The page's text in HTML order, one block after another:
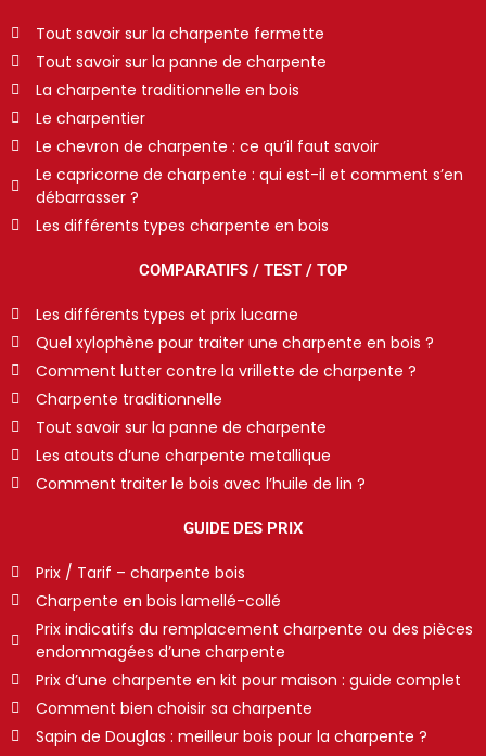
Tout savoir sur la charpente fermette
Tout savoir sur la panne de charpente
La charpente traditionnelle en bois
Le charpentier
Le chevron de charpente : ce qu’il faut savoir
Le capricorne de charpente : qui est-il et comment s’en
débarrasser ?
Les différents types charpente en bois
COMPARATIFS / TEST / TOP
Les différents types et prix lucarne
Quel xylophène pour traiter une charpente en bois ?
Comment lutter contre la vrillette de charpente ?
Charpente traditionnelle
Tout savoir sur la panne de charpente
Les atouts d’une charpente metallique
Comment traiter le bois avec l’huile de lin ?
GUIDE DES PRIX
Prix / Tarif – charpente bois
Charpente en bois lamellé-collé
Prix indicatifs du remplacement charpente ou des pièces
endommagées d’une charpente
Prix d’une charpente en kit pour maison : guide complet
Comment bien choisir sa charpente
Sapin de Douglas : meilleur bois pour la charpente ?